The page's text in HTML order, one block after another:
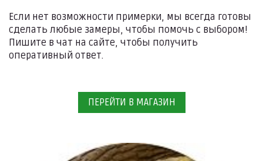
Если нет возможности примерки, мы всегда готовы
сделать любые замеры, чтобы помочь с выбором!
Пишите в чат на сайте, чтобы получить
оперативный ответ.
ПЕРЕЙТИ В МАГАЗИН